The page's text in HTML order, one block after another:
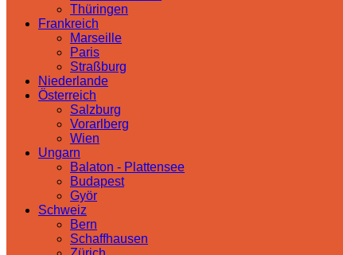
Thüringen
Frankreich
Marseille
Paris
Straßburg
Niederlande
Österreich
Salzburg
Vorarlberg
Wien
Ungarn
Balaton - Plattensee
Budapest
Györ
Schweiz
Bern
Schaffhausen